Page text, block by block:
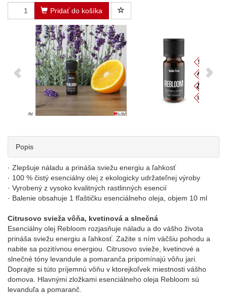
Pridať do košíka
Popis
· Zlepšuje náladu a prináša sviežu energiu a ľahkosť
· 100 % čistý esenciálny olej z ekologicky udržateľnej výroby
· Vyrobený z vysoko kvalitných rastlinných esencií
· Balenie obsahuje 1 fľaštičku esenciálneho oleja, objem 10 ml
Citrusovo svieža vôňa, kvetinová a slnečná
Esenciálny olej Rebloom rozjasňuje náladu a do vášho života
prináša sviežu energiu a ľahkosť. Zažite s ním väčšiu pohodu a
nabite sa pozitívnou energiou. Citrusovo svieže, kvetinové a
slnečné tóny levandule a pomaranča pripomínajú vôňu jari.
Doprajte si túto príjemnú vôňu v ktorejkoľvek miestnosti vášho
domova. Hlavnými zložkami esenciálneho oleja Rebloom sú
levanduľa a pomaranč.